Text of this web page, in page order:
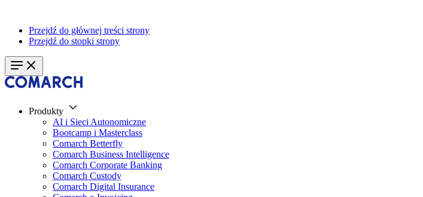
Przejdź do głównej treści strony
Przejdź do stopki strony
Produkty
AI i Sieci Autonomiczne
Bootcamp i Masterclass
Comarch Betterfly
Comarch Business Intelligence
Comarch Corporate Banking
Comarch Custody
Comarch Digital Insurance